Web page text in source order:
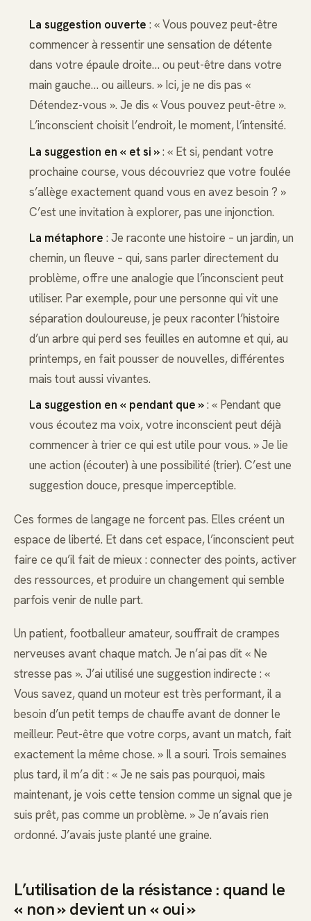
La suggestion ouverte : « Vous pouvez peut-être
commencer à ressentir une sensation de détente
dans votre épaule droite… ou peut-être dans votre
main gauche… ou ailleurs. » Ici, je ne dis pas «
Détendez-vous ». Je dis « Vous pouvez peut-être ».
L’inconscient choisit l’endroit, le moment, l’intensité.
La suggestion en « et si »: « Et si, pendant votre
prochaine course, vous découvriez que votre foulée
s’allège exactement quand vous en avez besoin ? »
C’est une invitation à explorer, pas une injonction.
La métaphore : Je raconte une histoire – un jardin, un
chemin, un fleuve – qui, sans parler directement du
problème, offre une analogie que l’inconscient peut
utiliser. Par exemple, pour une personne qui vit une
séparation douloureuse, je peux raconter l’histoire
d’un arbre qui perd ses feuilles en automne et qui, au
printemps, en fait pousser de nouvelles, différentes
mais tout aussi vivantes.
La suggestion en « pendant que »: « Pendant que
vous écoutez ma voix, votre inconscient peut déjà
commencer à trier ce qui est utile pour vous. » Je lie
une action (écouter) à une possibilité (trier). C’est une
suggestion douce, presque imperceptible.
Ces formes de langage ne forcent pas. Elles créent un
espace de liberté. Et dans cet espace, l’inconscient peut
faire ce qu’il fait de mieux : connecter des points, activer
des ressources, et produire un changement qui semble
parfois venir de nulle part.
Un patient, footballeur amateur, souffrait de crampes
nerveuses avant chaque match. Je n’ai pas dit « Ne
stresse pas ». J’ai utilisé une suggestion indirecte : «
Vous savez, quand un moteur est très performant, il a
besoin d’un petit temps de chauffe avant de donner le
meilleur. Peut-être que votre corps, avant un match, fait
exactement la même chose. » Il a souri. Trois semaines
plus tard, il m’a dit : « Je ne sais pas pourquoi, mais
maintenant, je vois cette tension comme un signal que je
suis prêt, pas comme un problème. » Je n’avais rien
ordonné. J’avais juste planté une graine.
L’utilisation de la résistance : quand le
« non » devient un « oui »